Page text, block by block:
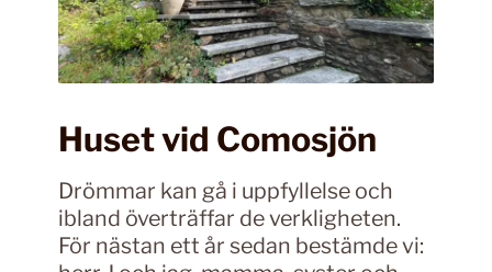
Huset vid Comosjön
Drömmar kan gå i uppfyllelse och
ibland överträffar de verkligheten.
För nästan ett år sedan bestämde vi: